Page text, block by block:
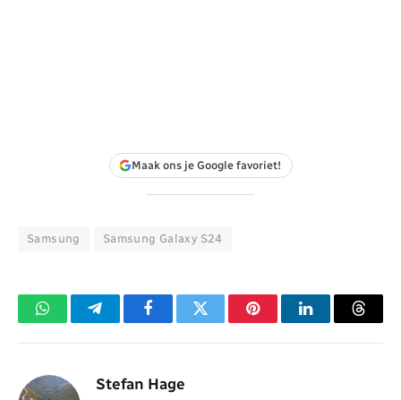
Maak ons je Google favoriet!
Samsung Samsung Galaxy S24
WhatsAppTelegramFacebookTwitter PinterestLinkedIn
Stefan Hage